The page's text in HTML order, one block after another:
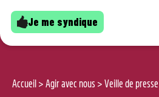
Je me syndique
Accueil > Agir avec nous > Veille de